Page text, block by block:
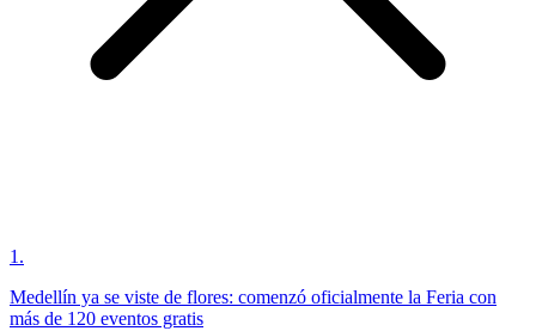
1 .
Medellín ya se viste de flores: comenzó oficialmente la Feria con
más de 120 eventos gratis